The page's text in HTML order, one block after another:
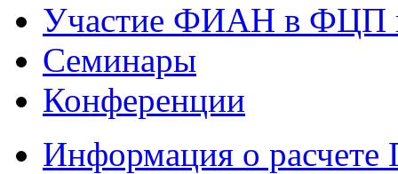
Участие ФИАН в ФЦП
Семинары
Конференции
Информация о